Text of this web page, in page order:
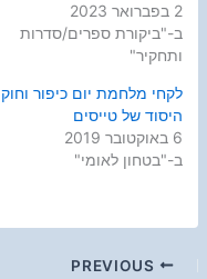
2 בפברואר 2023
ב-"ביקורת ספרים/סדרות
ותחקיר"
לקחי מלחמת יום כיפור וחוק
היסוד של טייסים
6 באוקטובר 2019
ב-"בטחון לאומי"